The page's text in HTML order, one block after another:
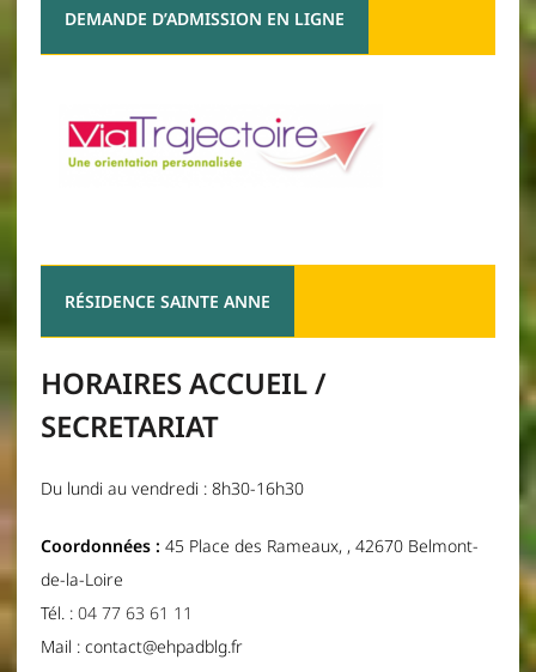
DEMANDE D’ADMISSION EN LIGNE
RÉSIDENCE SAINTE ANNE
HORAIRES ACCUEIL /
SECRETARIAT
Du lundi au vendredi : 8h30-16h30
Coordonnées : 45 Place des Rameaux, , 42670 Belmont-
de-la-Loire
Tél. : 04 77 63 61 11
Mail : contact@ehpadblg.fr